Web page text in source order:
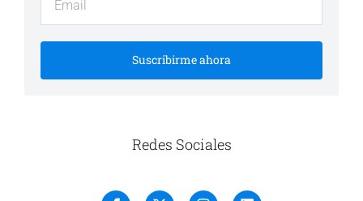
Suscribirme ahora
Redes Sociales